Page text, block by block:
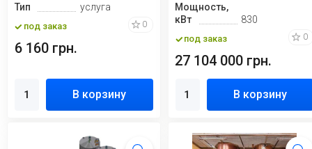
Тип
услуга
под заказ 0
6 160 грн.
В корзину
Мощность,
кВт
830
под заказ 0
27 104 000 грн.
В корзину